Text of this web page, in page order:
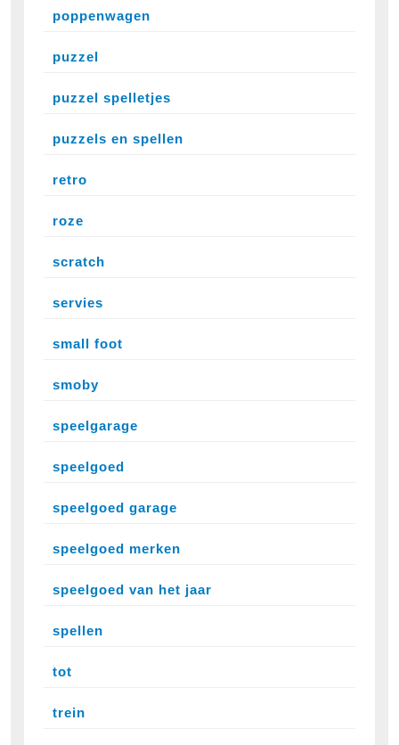
poppenwagen
puzzel
puzzel spelletjes
puzzels en spellen
retro
roze
scratch
servies
small foot
smoby
speelgarage
speelgoed
speelgoed garage
speelgoed merken
speelgoed van het jaar
spellen
tot
trein